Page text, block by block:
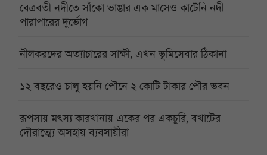
বেত্রবতী নদীতে সাঁকো ভাঙার এক মাসেও কাটেনি নদী
পারাপারের দুর্ভোগ
নীলকরদের অত্যাচারের সাক্ষী, এখন ভূমিসেবার ঠিকানা
১২ বছরেও চালু হয়নি পৌনে ২ কোটি টাকার পৌর ভবন
রূপসায় মৎস্য কারখানায় একের পর একচুরি, বখাটের
দৌরাত্ম্যে অসহায় ব্যবসায়ীরা